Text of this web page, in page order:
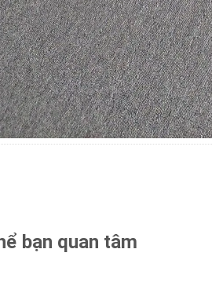
bạn quan tâm